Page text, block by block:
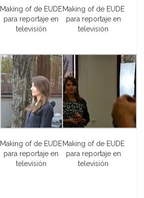
Making of de EUDE
para reportaje en
televisión
Making of de EUDE
para reportaje en
televisión
Making of de EUDE
para reportaje en
televisión
Making of de EUDE
para reportaje en
televisión